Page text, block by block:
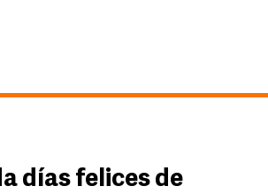
días felices de